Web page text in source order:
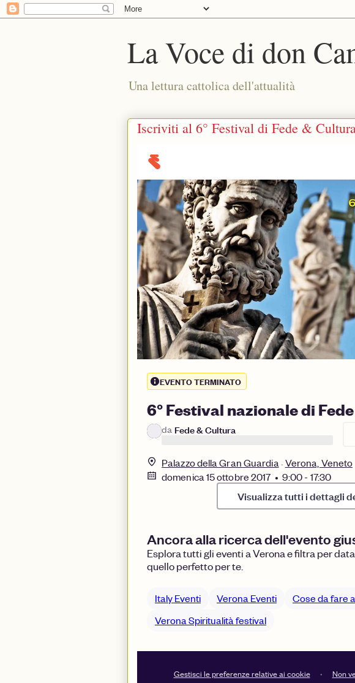
La Voce di don
Una lettura cattolica dell'attualità
Iscriviti al 6° Festival di Fede &